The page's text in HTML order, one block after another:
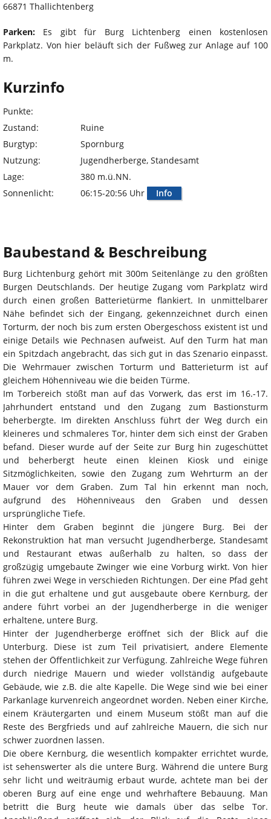
66871 Thallichtenberg
Parken: Es gibt für Burg Lichtenberg einen kostenlosen
Parkplatz. Von hier beläuft sich der Fußweg zur Anlage auf 100
m.
Kurzinfo
Punkte:
Zustand:
Ruine
Burgtyp:
Spornburg
Nutzung:
Jugendherberge, Standesamt
Lage:
380 m.ü.NN.
Sonnenlicht:
06:15-20:56 Uhr Info
Baubestand & Beschreibung
Burg Lichtenburg gehört mit 300m Seitenlänge zu den größten
Burgen Deutschlands. Der heutige Zugang vom Parkplatz wird
durch einen großen Batterietürme flankiert. In unmittelbarer
Nähe befindet sich der Eingang, gekennzeichnet durch einen
Torturm, der noch bis zum ersten Obergeschoss existent ist und
einige Details wie Pechnasen aufweist. Auf den Turm hat man
ein Spitzdach angebracht, das sich gut in das Szenario einpasst.
Die Wehrmauer zwischen Torturm und Batterieturm ist auf
gleichem Höhenniveau wie die beiden Türme.
Im Torbereich stößt man auf das Vorwerk, das erst im 16.-17.
Jahrhundert entstand und den Zugang zum Bastionsturm
beherbergte. Im direkten Anschluss führt der Weg durch ein
kleineres und schmaleres Tor, hinter dem sich einst der Graben
befand. Dieser wurde auf der Seite zur Burg hin zugeschüttet
und beherbergt heute einen kleinen Kiosk und einige
Sitzmöglichkeiten, sowie den Zugang zum Wehrturm an der
Mauer vor dem Graben. Zum Tal hin erkennt man noch,
aufgrund des Höhenniveaus den Graben und dessen
ursprüngliche Tiefe.
Hinter dem Graben beginnt die jüngere Burg. Bei der
Rekonstruktion hat man versucht Jugendherberge, Standesamt
und Restaurant etwas außerhalb zu halten, so dass der
großzügig umgebaute Zwinger wie eine Vorburg wirkt. Von hier
führen zwei Wege in verschieden Richtungen. Der eine Pfad geht
in die gut erhaltene und gut ausgebaute obere Kernburg, der
andere führt vorbei an der Jugendherberge in die weniger
erhaltene, untere Burg.
Hinter der Jugendherberge eröffnet sich der Blick auf die
Unterburg. Diese ist zum Teil privatisiert, andere Elemente
stehen der Öffentlichkeit zur Verfügung. Zahlreiche Wege führen
durch niedrige Mauern und wieder vollständig aufgebaute
Gebäude, wie z.B. die alte Kapelle. Die Wege sind wie bei einer
Parkanlage kurvenreich angeordnet worden. Neben einer Kirche,
einem Kräutergarten und einem Museum stößt man auf die
Reste des Bergfrieds und auf zahlreiche Mauern, die sich nur
schwer zuordnen lassen.
Die obere Kernburg, die wesentlich kompakter errichtet wurde,
ist sehenswerter als die untere Burg. Während die untere Burg
sehr licht und weiträumig erbaut wurde, achtete man bei der
oberen Burg auf eine enge und wehrhaftere Bebauung. Man
betritt die Burg heute wie damals über das selbe Tor.